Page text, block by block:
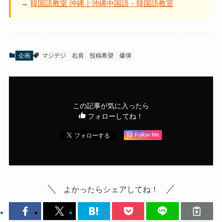
→ 韓国語教室 沖縄｜沖縄中国語・韓国語教室
企画 マジデジ 右肩 投稿希望 爆弾
この記事が気に入ったら
フォローしてね！
Follow Me
よかったらシェアしてね！